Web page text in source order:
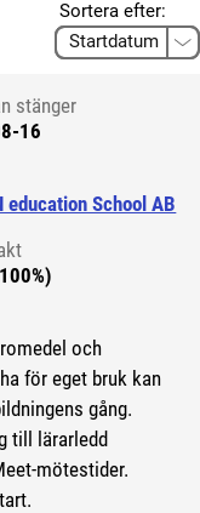
Sortera efter:
stänger
16
education School AB
och
för eget bruk kan
gång.
till lärarledd
mötestider.